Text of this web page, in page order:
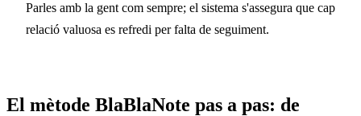
Parles amb la gent com sempre; el sistema s'assegura que cap
relació valuosa es refredi per falta de seguiment.
El mètode BlaBlaNote pas a pas: de